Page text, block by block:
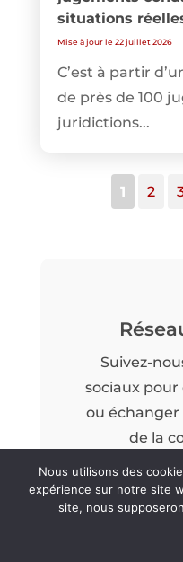
situations
Mise à jour le 22 juillet 2026
C’est à partir
de près de 100
juridictions...
1 2
Suivez-
sociaux pour
ou échanger
de la
Nous utilisons des
expérience sur notre site
site, nous